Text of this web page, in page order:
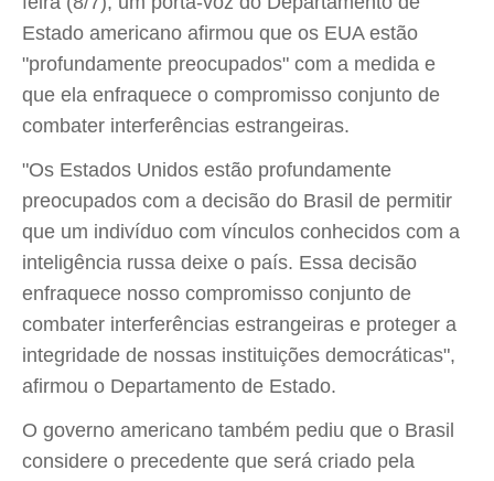
Estado americano afirmou que os EUA estão
"profundamente preocupados" com a medida e
que ela enfraquece o compromisso conjunto de
combater interferências estrangeiras.
"Os Estados Unidos estão profundamente
preocupados com a decisão do Brasil de permitir
que um indivíduo com vínculos conhecidos com a
inteligência russa deixe o país. Essa decisão
enfraquece nosso compromisso conjunto de
combater interferências estrangeiras e proteger a
integridade de nossas instituições democráticas",
afirmou o Departamento de Estado.
O governo americano também pediu que o Brasil
considere o precedente que será criado pela